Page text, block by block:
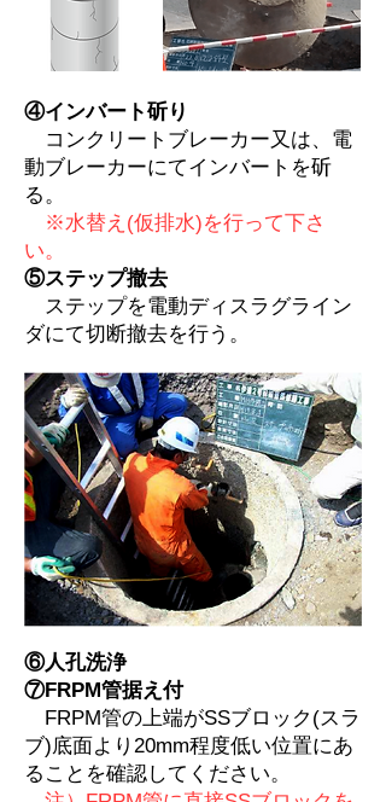
④インバート斫り
コンクリートブレーカー又は、電
動ブレーカーにてインバートを斫
る。
※水替え(仮排水)を行って下さ
い。
⑤ステップ撤去
ステップを電動ディスラグライン
ダにて切断撤去を行う。
⑥人孔洗浄
⑦FRPM管据え付
FRPM管の上端がSSブロック(スラ
ブ)底面より20mm程度低い位置にあ
ることを確認してください。